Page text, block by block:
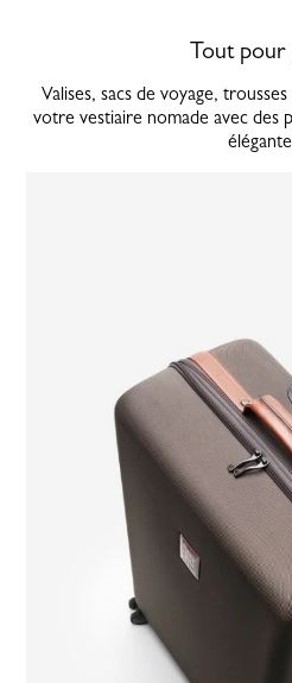
Tout pour
Valises, sacs de voyage,
votre vestiaire nomade avec des